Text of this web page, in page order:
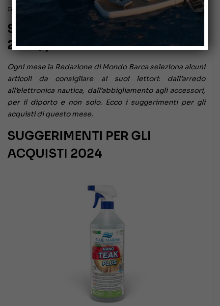
Giugno 28, 2024
Suggerimenti per gli acquisti
2024, parte 3
Ogni mese la Redazione di Mondo Barca seleziona alcuni
articoli da consigliare ai suoi lettori: dall’arredo
all’elettronica nautica, dall’abbigliamento agli accessori,
per il diporto e non solo. Ecco i suggerimenti per gli
acquisti di questo mese.
SUGGERIMENTI PER GLI
ACQUISTI 2024